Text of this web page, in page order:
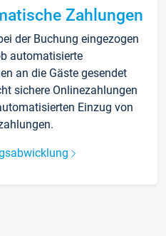
Zahlungen
der Buchung eingezogen
automatisierte
an die Gäste gesendet
sichere Onlinezahlungen
Einzug von